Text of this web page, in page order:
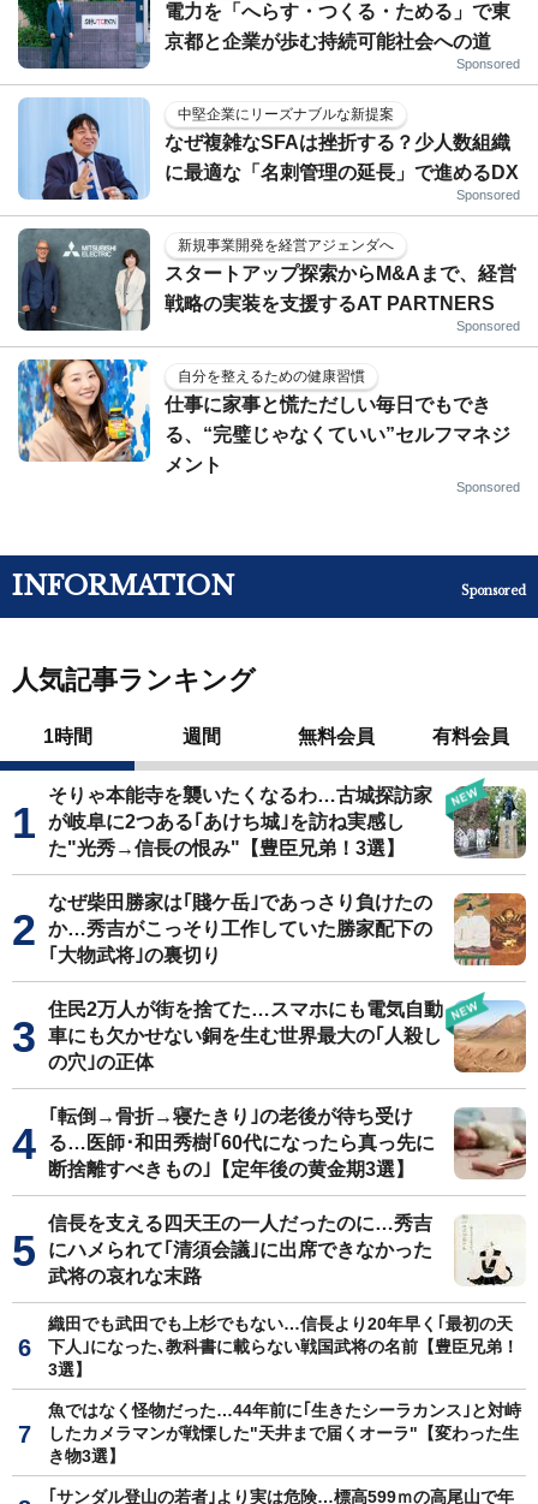
電力を「へらす・つくる・ためる」で東
京都と企業が歩む持続可能社会への道
Sponsored
中堅企業にリーズナブルな新提案
なぜ複雑なSFAは挫折する？少人数組織
に最適な「名刺管理の延長」で進めるDX
Sponsored
新規事業開発を経営アジェンダへ
スタートアップ探索からM&Aまで、経営
戦略の実装を支援するAT PARTNERS
Sponsored
自分を整えるための健康習慣
仕事に家事と慌ただしい毎日でもでき
る、“完璧じゃなくていい”セルフマネジ
メント
Sponsored
INFORMATION Sponsored
人気記事ランキング
1時間 週間 無料会員 有料会員
そりゃ本能寺を襲いたくなるわ…古城探訪家
が岐阜に2つある｢あけち城｣を訪ね実感し
た"光秀→信長の恨み"【豊臣兄弟！3選】
なぜ柴田勝家は｢賤ケ岳｣であっさり負けたの
か…秀吉がこっそり工作していた勝家配下の
｢大物武将｣の裏切り
住民2万人が街を捨てた…スマホにも電気自動
車にも欠かせない銅を生む世界最大の｢人殺し
の穴｣の正体
｢転倒→骨折→寝たきり｣の老後が待ち受け
る…医師･和田秀樹｢60代になったら真っ先に
断捨離すべきもの｣【定年後の黄金期3選】
信長を支える四天王の一人だったのに…秀吉
にハメられて｢清須会議｣に出席できなかった
武将の哀れな末路
織田でも武田でも上杉でもない…信長より20年早く｢最初の天
下人｣になった､教科書に載らない戦国武将の名前【豊臣兄弟！
3選】
魚ではなく怪物だった…44年前に｢生きたシーラカンス｣と対峙
したカメラマンが戦慄した"天井まで届くオーラ"【変わった生
き物3選】
｢サンダル登山の若者｣より実は危険…標高599ｍの高尾山で年